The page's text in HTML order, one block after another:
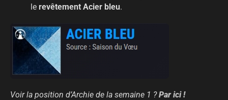
le revêtement Acier bleu.
Voir la position d’Archie de la semaine 1 ?Par ici !